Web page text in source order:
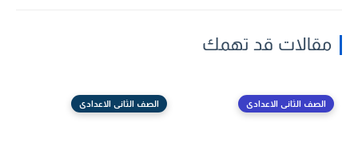
مقالات قد تهمك
الصف الثانى الاعدادى الصف الثانى الاعدادى